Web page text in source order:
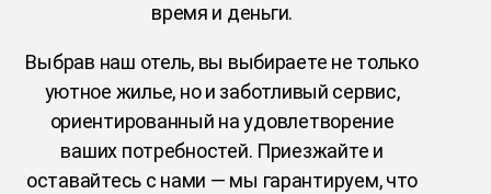
время и деньги.
Выбрав наш отель, вы выбираете не только
уютное жилье, но и заботливый сервис,
ориентированный на удовлетворение
ваших потребностей. Приезжайте и
оставайтесь с нами — мы гарантируем, что